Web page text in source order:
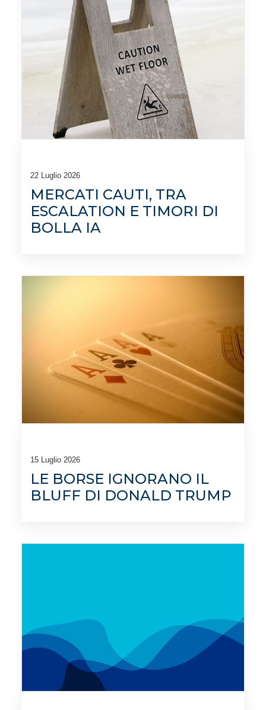
22 Luglio 2026
MERCATI CAUTI, TRA
ESCALATION E TIMORI DI
BOLLA IA
15 Luglio 2026
LE BORSE IGNORANO IL
BLUFF DI DONALD TRUMP